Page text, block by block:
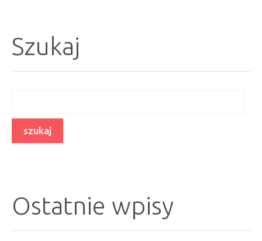
Szukaj
Ostatnie wpisy